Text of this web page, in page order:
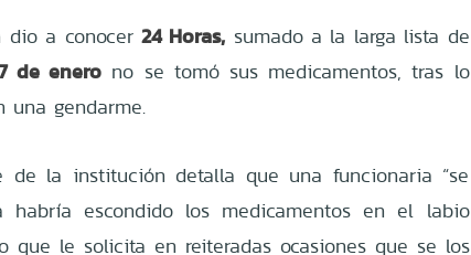
dio a conocer 24 Horas, sumado a la larga lista de
de enero no se tomó sus medicamentos, tras lo
una gendarme.
de la institución detalla que una funcionaria “se
habría escondido los medicamentos en el labio
que le solicita en reiteradas ocasiones que se los